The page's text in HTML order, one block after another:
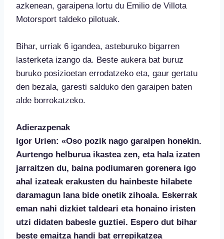
azkenean, garaipena lortu du Emilio de Villota
Motorsport taldeko pilotuak.
Bihar, urriak 6 igandea, asteburuko bigarren
lasterketa izango da. Beste aukera bat buruz
buruko posizioetan errodatzeko eta, gaur gertatu
den bezala, garesti salduko den garaipen baten
alde borrokatzeko.
Adierazpenak
Igor Urien: «Oso pozik nago garaipen honekin.
Aurtengo helburua ikastea zen, eta hala izaten
jarraitzen du, baina podiumaren gorenera igo
ahal izateak erakusten du hainbeste hilabete
daramagun lana bide onetik zihoala. Eskerrak
eman nahi dizkiet taldeari eta honaino iristen
utzi didaten babesle guztiei. Espero dut bihar
beste emaitza handi bat errepikatzea